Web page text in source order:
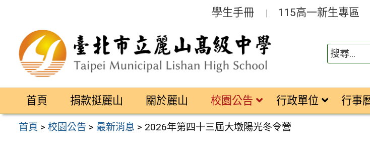
區
學生手冊 115高一新生專區
首頁 捐款挺麗山 關於麗山 校園公告 行政單位 行事
首頁 >校園公告 > 最新消息 > 2026年第四十三屆大墩陽光冬令營